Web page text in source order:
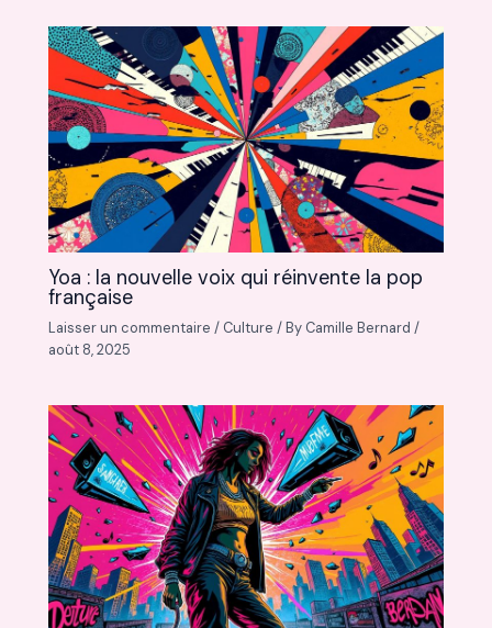
Yoa : la nouvelle voix qui réinvente la pop
française
Laisser un commentaire / Culture / By Camille Bernard/
août 8, 2025